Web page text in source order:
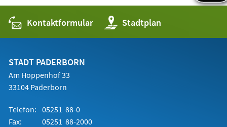
Kontaktformular Stadtplan
(Öffnet
in
einem
STADT PADERBORN
Am Hoppenhof 33
33104 Paderborn
Telefon: 05251 88-0
Fax:
05251 88-2000